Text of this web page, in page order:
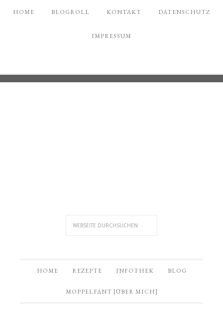
HOME BLOGROLL KONTAKT DATENSCHUTZ
IMPRESSUM
HOME REZEPTE INFOTHEK BLOG
MOPPELFANT [ÜBER MICH]